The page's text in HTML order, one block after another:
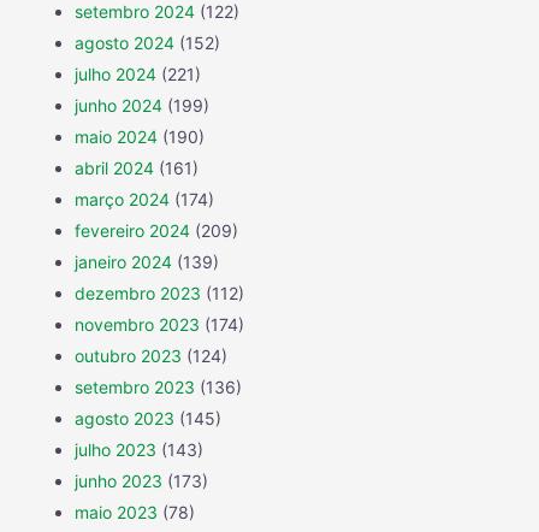
setembro 2024 (122)
agosto 2024 (152)
julho 2024 (221)
junho 2024 (199)
maio 2024 (190)
abril 2024 (161)
março 2024 (174)
fevereiro 2024 (209)
janeiro 2024 (139)
dezembro 2023 (112)
novembro 2023 (174)
outubro 2023 (124)
setembro 2023 (136)
agosto 2023 (145)
julho 2023 (143)
junho 2023 (173)
maio 2023 (78)